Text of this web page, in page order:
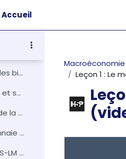
Accueil
L'analyse économique à court terme en économie fermée
Introduction : Le modèle IS-LM en économie fermée (vidéocours)
Leçon 1 : Le marché des biens et services - la courbe IS (vidéocours)
Le marché des biens et services
Leçon 2 : Le marché de la monnaie - la courbe LM (vidéocours)
Le marché de la monnaie - La courbe LM
Leçon 3 : Le modèle IS-LM (vidéocours)
Leçon 1 : Le